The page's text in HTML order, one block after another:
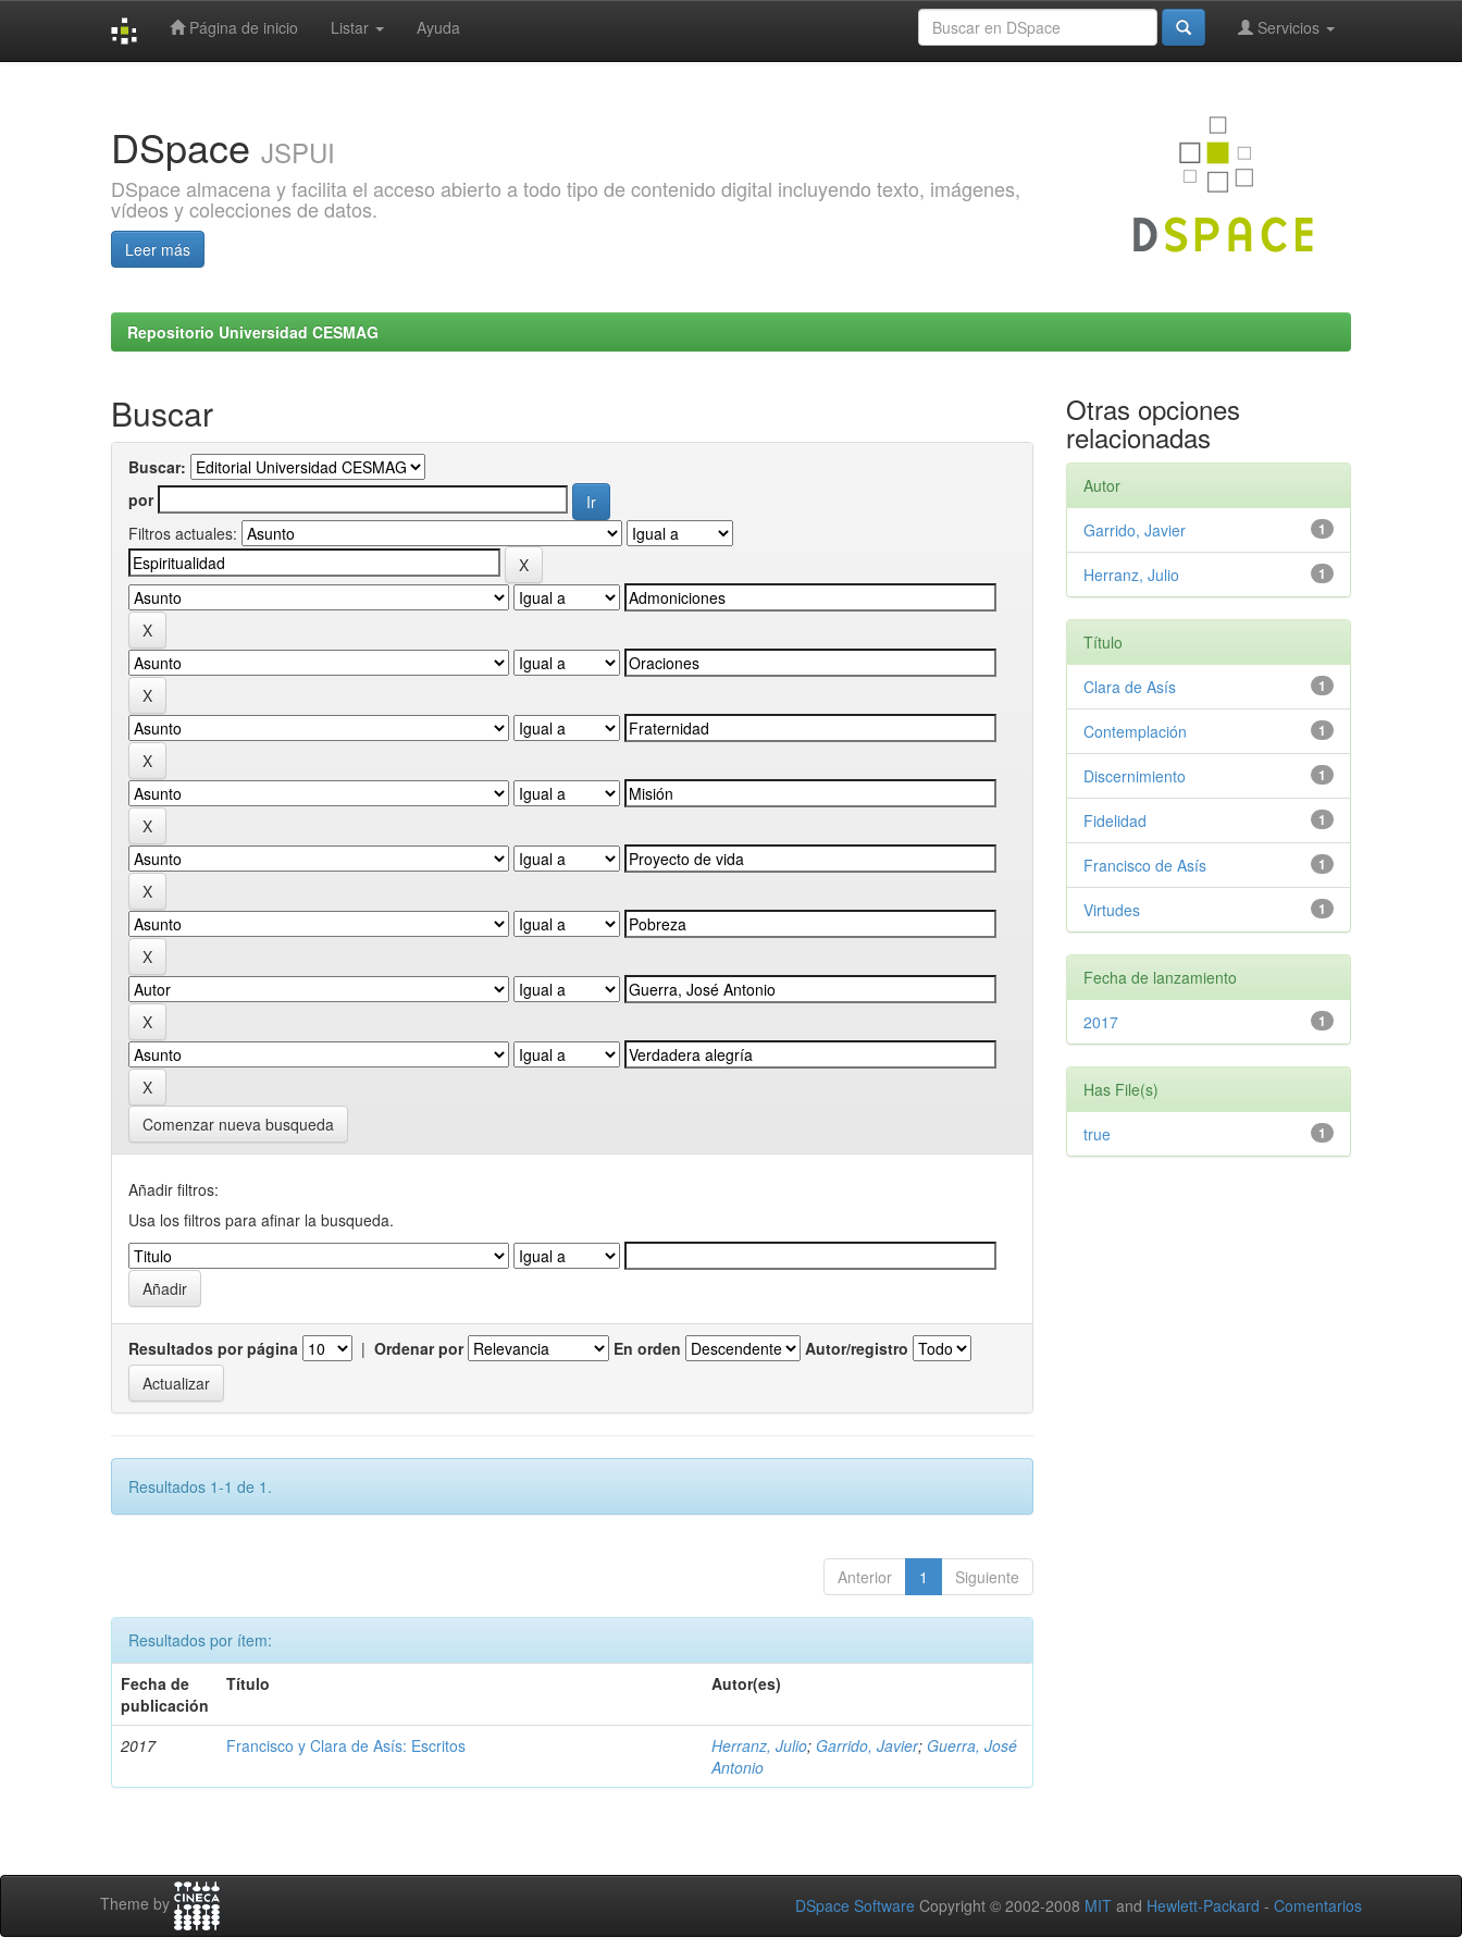
Página de inicio Listar Ayuda Servicios
DSpace JSPUI
DSpace almacena y facilita el acceso abierto a todo tipo de contenido digital incluyendo texto, imágenes,
vídeos y colecciones de datos.
Leer más
Repositorio Universidad CESMAG
Buscar
Buscar:
por
Filtros actuales:
Comenzar nueva busqueda
Añadir filtros:
Usa los filtros para afinar la busqueda.
Resultados por página | Ordenar por En orden Autor/registro
Resultados 1-1 de 1.
Anterior 1 Siguiente
Resultados por ítem:
Fecha de
publicación
Título Autor(es)
2017 Francisco y Clara de Asís: Escritos Herranz, Julio; Garrido, Javier; Guerra, José
Antonio
Otras opciones
relacionadas
Autor
1
Garrido, Javier
1
Herranz, Julio
Título
1
Clara de Asís
1
Contemplación
1
Discernimiento
1
Fidelidad
1
Francisco de Asís
1
Virtudes
Fecha de lanzamiento
1
2017
Has File(s)
1
true
Theme by DSpace Software Copyright © 2002-2008 MIT and Hewlett-Packard - Comentarios